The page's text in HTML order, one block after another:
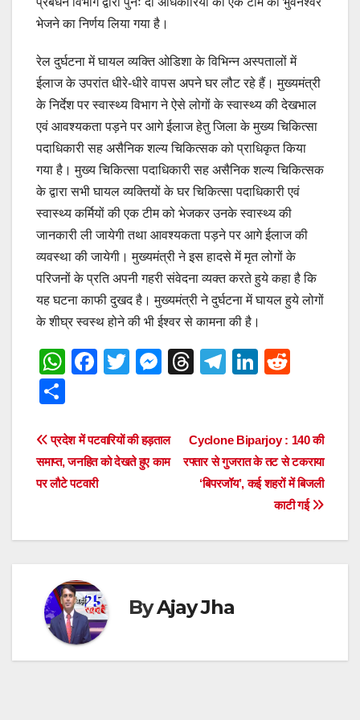
भेजने का निर्णय लिया गया है।
रेल दुर्घटना में घायल व्यक्ति ओडिशा के विभिन्न अस्पतालों में
ईलाज के उपरांत धीरे-धीरे वापस अपने घर लौट रहे हैं। मुख्यमंत्री
के निर्देश पर स्वास्थ्य विभाग ने ऐसे लोगों के स्वास्थ्य की देखभाल
एवं आवश्यकता पड़ने पर आगे ईलाज हेतु जिला के मुख्य चिकित्सा
पदाधिकारी सह असैनिक शल्य चिकित्सक को प्राधिकृत किया
गया है। मुख्य चिकित्सा पदाधिकारी सह असैनिक शल्य चिकित्सक
के द्वारा सभी घायल व्यक्तियों के घर चिकित्सा पदाधिकारी एवं
स्वास्थ्य कर्मियों की एक टीम को भेजकर उनके स्वास्थ्य की
जानकारी ली जायेगी तथा आवश्यकता पड़ने पर आगे ईलाज की
व्यवस्था की जायेगी। मुख्यमंत्री ने इस हादसे में मृत लोगों के
परिजनों के प्रति अपनी गहरी संवेदना व्यक्त करते हुये कहा है कि
यह घटना काफी दुखद है। मुख्यमंत्री ने दुर्घटना में घायल हुये लोगों
के शीघ्र स्वस्थ होने की भी ईश्वर से कामना की है।
W
s
A
p
F
e
b
o
k
T
er
M
e
n
T
a
d
s
T
gr
a
m
Li
e
dI
n
di
t
ar
e
Post
navigation
Cyclone Biparjoy : 140 की
रफ्तार से गुजरात के तट से टकराया
‘बिपरजॉय’, कई शहरों में बिजली
काटी गई
प्रदेश में पटवारियों की हड़ताल
समाप्त, जनहित को देखते हुए काम
पर लौटे पटवारी
ByAjay Jha